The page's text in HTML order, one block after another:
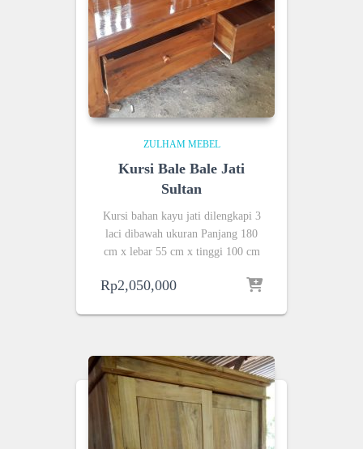
ZULHAM MEBEL
Kursi Bale Bale Jati
Sultan
Kursi bahan kayu jati dilengkapi 3
laci dibawah ukuran Panjang 180
cm x lebar 55 cm x tinggi 100 cm
Rp2,050,000